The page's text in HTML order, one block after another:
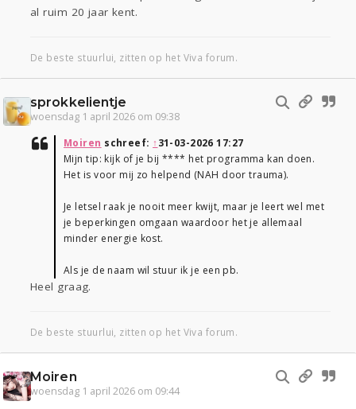
al ruim 20 jaar kent.
De beste stuurlui, zitten op het Viva forum.
sprokkelientje
woensdag 1 april 2026 om 09:38
Moiren schreef: ↑31-03-2026 17:27
Mijn tip: kijk of je bij **** het programma kan doen.
Het is voor mij zo helpend (NAH door trauma).
Je letsel raak je nooit meer kwijt, maar je leert wel met
je beperkingen omgaan waardoor het je allemaal
minder energie kost.
Als je de naam wil stuur ik je een pb.
Heel graag.
De beste stuurlui, zitten op het Viva forum.
Moiren
woensdag 1 april 2026 om 09:44